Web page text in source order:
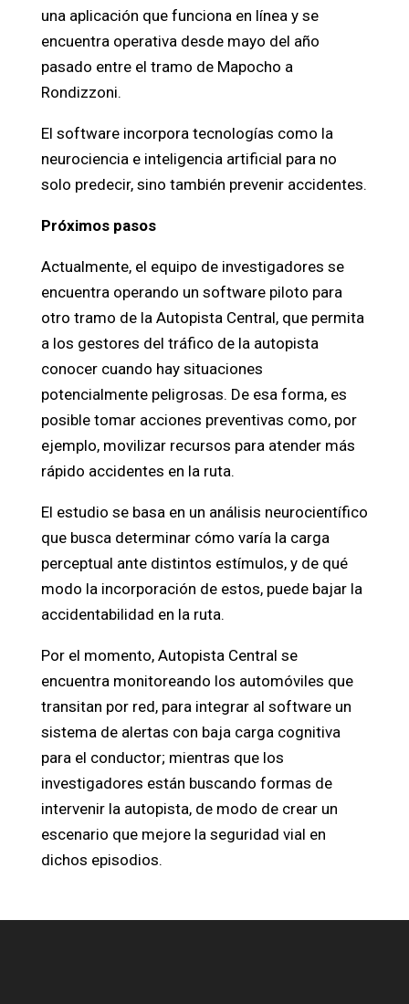
una aplicación que funciona en línea y se
encuentra operativa desde mayo del año
pasado entre el tramo de Mapocho a
Rondizzoni.
El software incorpora tecnologías como la
neurociencia e inteligencia artificial para no
solo predecir, sino también prevenir accidentes.
Próximos pasos
Actualmente, el equipo de investigadores se
encuentra operando un software piloto para
otro tramo de la Autopista Central, que permita
a los gestores del tráfico de la autopista
conocer cuando hay situaciones
potencialmente peligrosas. De esa forma, es
posible tomar acciones preventivas como, por
ejemplo, movilizar recursos para atender más
rápido accidentes en la ruta.
El estudio se basa en un análisis neurocientífico
que busca determinar cómo varía la carga
perceptual ante distintos estímulos, y de qué
modo la incorporación de estos, puede bajar la
accidentabilidad en la ruta.
Por el momento, Autopista Central se
encuentra monitoreando los automóviles que
transitan por red, para integrar al software un
sistema de alertas con baja carga cognitiva
para el conductor; mientras que los
investigadores están buscando formas de
intervenir la autopista, de modo de crear un
escenario que mejore la seguridad vial en
dichos episodios.